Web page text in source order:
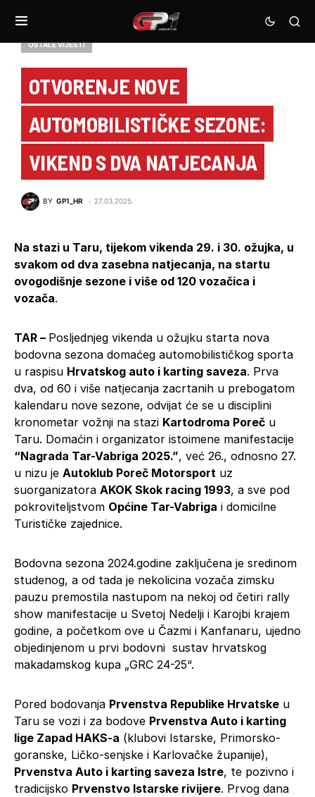
OSTALE VIJESTI
OTVORENJE NOVE
AUTOMOBILISTIČKE SEZONE:
VIKEND S DVA NATJECANJA
BY GP1_HR 27.03.2025.
Na stazi u Taru, tijekom vikenda 29. i 30. ožujka, u
svakom od dva zasebna natjecanja, na startu
ovogodišnje sezone i više od 120 vozačica i
vozača.
TAR – Posljednjeg vikenda u ožujku starta nova
bodovna sezona domaćeg automobilističkog sporta
u raspisu Hrvatskog auto i karting saveza. Prva
dva, od 60 i više natjecanja zacrtanih u prebogatom
kalendaru nove sezone, odvijat će se u disciplini
kronometar vožnji na stazi Kartodroma Poreč u
Taru. Domaćin i organizator istoimene manifestacije
“Nagrada Tar-Vabriga 2025.”, već 26., odnosno 27.
u nizu je Autoklub Poreč Motorsport uz
suorganizatora AKOK Skok racing 1993, a sve pod
pokroviteljstvom Općine Tar-Vabriga i domicilne
Turističke zajednice.
Bodovna sezona 2024.godine zaključena je sredinom
studenog, a od tada je nekolicina vozača zimsku
pauzu premostila nastupom na nekoj od četiri rally
show manifestacije u Svetoj Nedelji i Karojbi krajem
godine, a početkom ove u Čazmi i Kanfanaru, ujedno
objedinjenom u prvi bodovni sustav hrvatskog
makadamskog kupa „GRC 24-25“.
Pored bodovanja Prvenstva Republike Hrvatske u
Taru se vozi i za bodove Prvenstva Auto i karting
lige Zapad HAKS-a (klubovi Istarske, Primorsko-
goranske, Ličko-senjske i Karlovačke županije),
Prvenstva Auto i karting saveza Istre, te pozivno i
tradicijsko Prvenstvo Istarske rivijere. Prvog dana